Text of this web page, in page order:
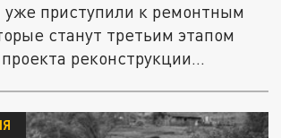
приступили к ремонтным
станут третьим этапом
реконструкции...